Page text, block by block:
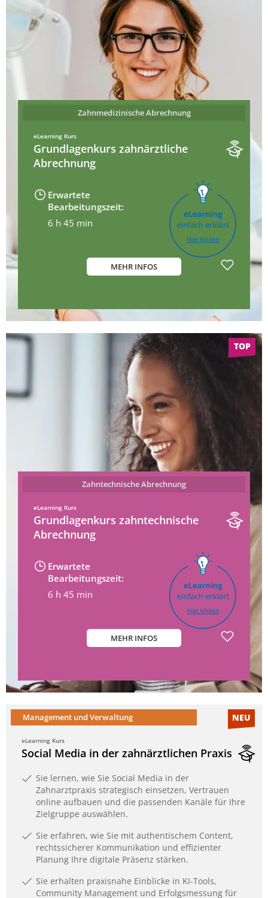
Zahnmedizinische Abrechnung
eLearning Kurs
Grundlagenkurs zahnärztliche
Abrechnung
Erwartete
Bearbeitungszeit:
6 h 45 min
MEHR INFOS
TOP
Zahntechnische Abrechnung
eLearning Kurs
Grundlagenkurs zahntechnische
Abrechnung
Erwartete
Bearbeitungszeit:
6 h 45 min
MEHR INFOS
Management und Verwaltung NEU
eLearning Kurs
Social Media in der zahnärztlichen Praxis
Sie lernen, wie Sie Social Media in der
Zahnarztpraxis strategisch einsetzen, Vertrauen
online aufbauen und die passenden Kanäle für Ihre
Zielgruppe auswählen.
Sie erfahren, wie Sie mit authentischem Content,
rechtssicherer Kommunikation und effizienter
Planung Ihre digitale Präsenz stärken.
Sie erhalten praxisnahe Einblicke in KI-Tools,
Community Management und Erfolgsmessung für